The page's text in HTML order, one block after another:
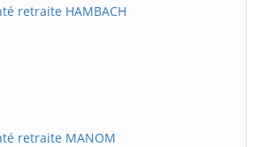
retraite HAMBACH
retraite MANOM